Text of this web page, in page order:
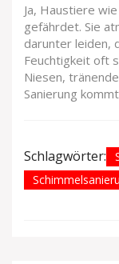
Ja, Haustiere
gefährdet. Sie
darunter leiden,
Feuchtigkeit oft
Niesen,
Sanierung
Schlagwörter: